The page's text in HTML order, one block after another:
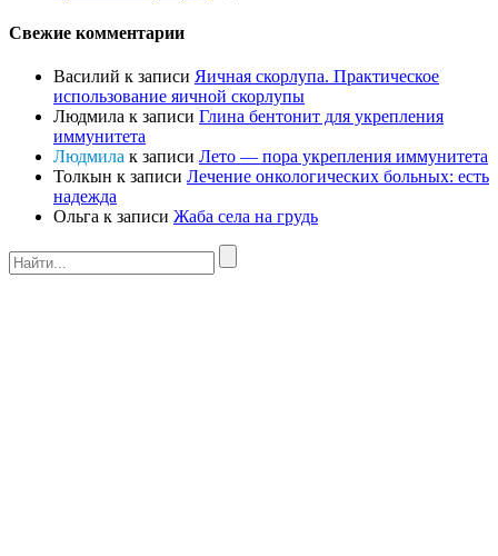
Свежие комментарии
Василий к записи Яичная скорлупа. Практическое
использование яичной скорлупы
Людмила к записи Глина бентонит для укрепления
иммунитета
Людмила к записи Лето — пора укрепления иммунитета
Толкын к записи Лечение онкологических больных: есть
надежда
Ольга к записи Жаба села на грудь